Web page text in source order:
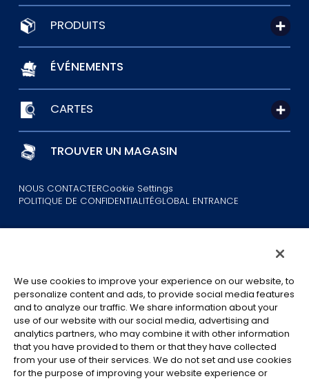
PRODUITS
ÉVÉNEMENTS
CARTES
TROUVER UN MAGASIN
NOUS CONTACTERCookie Settings
POLITIQUE DE CONFIDENTIALITÉGLOBAL ENTRANCE
©Eiichiro Oda/Shueisha
©Eiichiro Oda/Shueisha, Toei Animation
Toutes les images, textes et données de ce site web ne peuvent être
reproduits sans autorisation.
We use cookies to improve your experience on our website, to
personalize content and ads, to provide social media features
and to analyze our traffic. We share information about your
use of our website with our social media, advertising and
analytics partners, who may combine it with other information
that you have provided to them or that they have collected
from your use of their services. We do not set and use cookies
for the purpose of improving your website experience or